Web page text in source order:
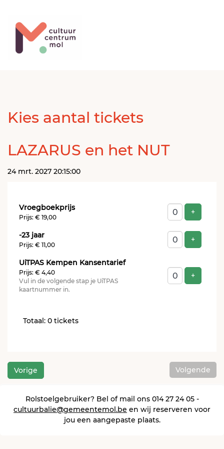
Kies aantal tickets
LAZARUS en het NUT
24 mrt. 2027 20:15:00
tickets
Vroegboekprijs
Prijs: € 19,00
+Voeg
-23 jaar
Prijs: € 11,00
+Voeg
UiTPAS Kempen Kansentarief
Prijs: € 4,40
Vul in de volgende stap je UiTPAS
kaartnummer in.
+Voeg
Totaal: 0 tickets
Vorige Volgende
Rolstoelgebruiker? Bel of mail ons 014 27 24 05 -
cultuurbalie@gemeentemol.be en wij reserveren voor
jou een aangepaste plaats.